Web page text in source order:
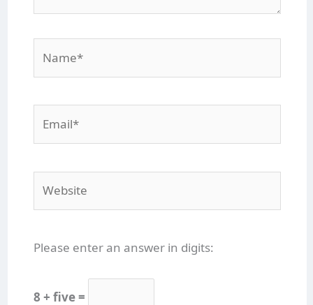
Please enter an answer in digits:
8 + five =